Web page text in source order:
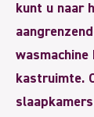
kunt u naar
kastruimte.